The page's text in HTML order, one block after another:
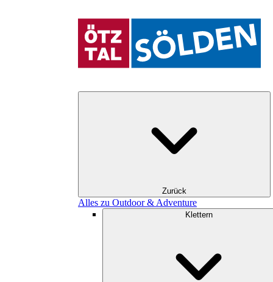
Zurück
Alles zu Outdoor & Adventure
Klettern